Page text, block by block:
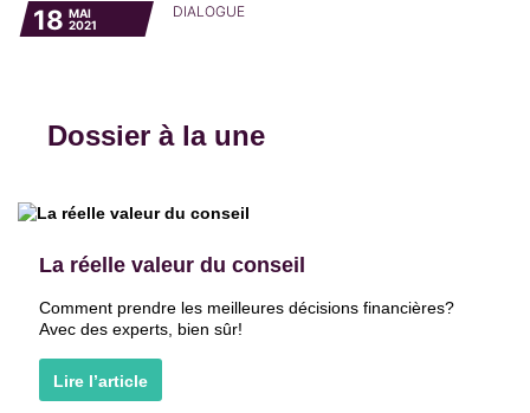
18 MAI
2021
DIALOGUE
Dossier à la une
La réelle valeur du conseil
Comment prendre les meilleures décisions financières?
Avec des experts, bien sûr!
Lire l’article